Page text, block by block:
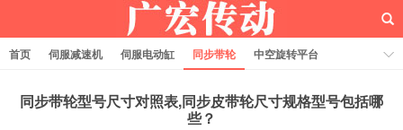
首页 伺服减速机 伺服电动缸 同步带轮
中空旋转平台
同步带轮型号尺寸对照表,同步皮带轮尺寸规格型号包括哪
些？